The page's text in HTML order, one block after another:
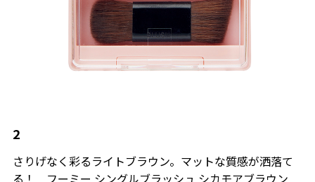
2
さりげなく彩るライトブラウン。マットな質感が洒落て